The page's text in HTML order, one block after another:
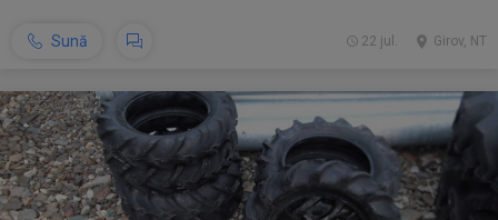
Sună Girov, NT
22 jul.